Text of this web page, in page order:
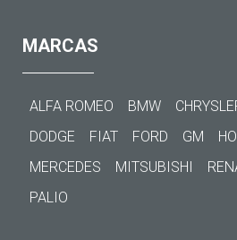
MARCAS
ALFA ROMEO BMW
DODGE
FIAT FORD GM
MERCEDES
MITSUBISHI
PALIO